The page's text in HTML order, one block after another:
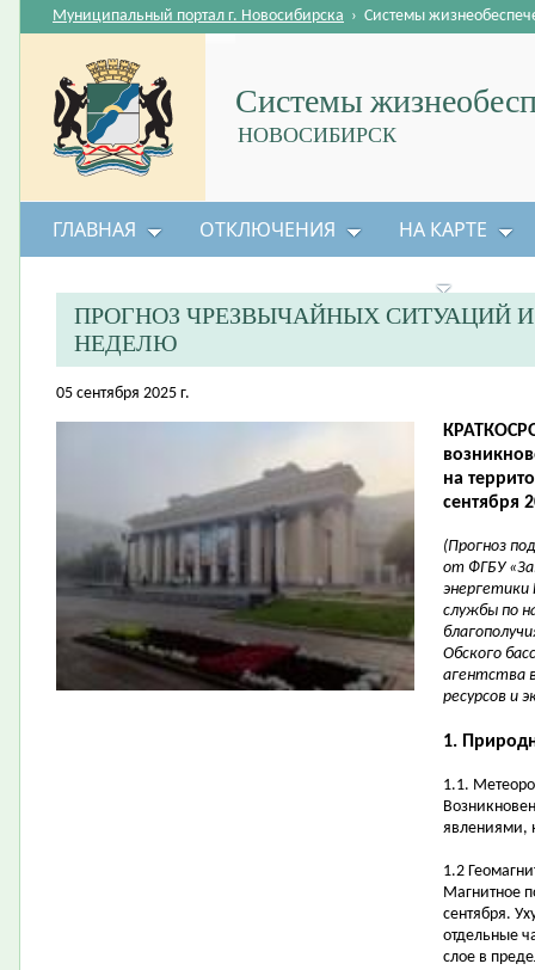
Системы
НОВОСИБИРСК
Муниципальный портал г. Новосибирска › Системы
ГЛАВНАЯ ОТКЛЮЧЕНИЯ НА КАРТЕ
ПРОГНОЗ ЧРЕЗВЫЧАЙНЫХ СИТУАЦИЙ
НЕДЕЛЮ
05 сентября 2025 г.
на
сентября
(Прогноз
от ФГБУ
энергетики
службы по
Обского
агентства
ресурсов и
1.
1.1.
явлениями,
1.2
Магнитное
сентября.
отдельные
слое в